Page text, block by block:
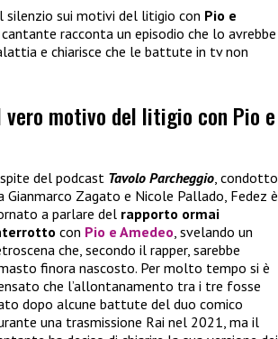
silenzio sui motivi del litigio con Pio e
racconta un episodio che lo avrebbe
e chiarisce che le battute in tv non
vero motivo del litigio con Pio e
del podcast Tavolo Parcheggio , condotto
Gianmarco Zagato e Nicole Pallado, Fedez è
a parlare del rapporto ormai
con Pio e Amedeo , svelando un
che, secondo il rapper, sarebbe
finora nascosto. Per molto tempo si è
che l’allontanamento tra i tre fosse
dopo alcune battute del duo comico
una trasmissione Rai nel 2021, ma il